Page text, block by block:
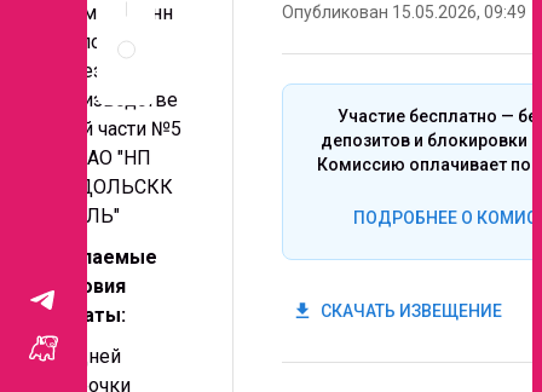
Правила
промышленн
ых полов в
проездах
производстве
нной части №5
для АО "НП
ПОДОЛЬСКК
АБЕЛЬ"
Желаемые
условия
оплаты:
30 дней
отсрочки
Опубликован 15.05.2026, 09:49
Участие бесплатно —
депозитов и блокировки
Комиссию оплачивает
ПОДРОБНЕЕ О
get_app СКАЧАТЬ ИЗВЕЩЕНИЕ